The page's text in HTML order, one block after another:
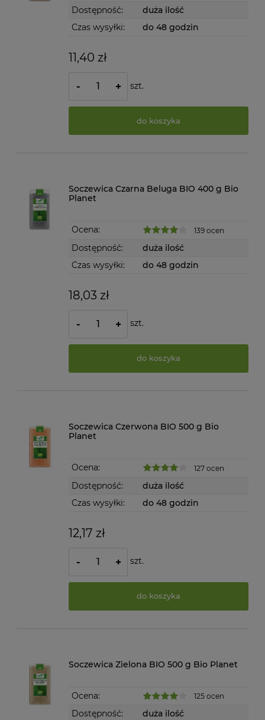
Dostępność:
duża ilość
Czas wysyłki:
do 48 godzin
11,40 zł
- + szt.
do koszyka
Soczewica Czarna Beluga BIO 400 g Bio
Planet
Ocena: 139 ocen
Dostępność:
duża ilość
Czas wysyłki:
do 48 godzin
18,03 zł
- + szt.
do koszyka
Soczewica Czerwona BIO 500 g Bio
Planet
Ocena: 127 ocen
Dostępność:
duża ilość
Czas wysyłki:
do 48 godzin
12,17 zł
- + szt.
do koszyka
Soczewica Zielona BIO 500 g Bio Planet
Ocena: 125 ocen
Dostępność:
duża ilość